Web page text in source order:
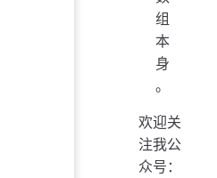
组
本
身
。
欢迎关
注我公
众号：